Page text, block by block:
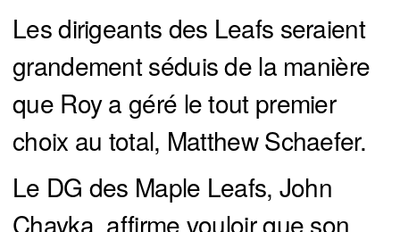
Les dirigeants des Leafs seraient
grandement séduis de la manière
que Roy a géré le tout premier
choix au total, Matthew Schaefer.
Le DG des Maple Leafs, John
Chayka, affirme vouloir que son